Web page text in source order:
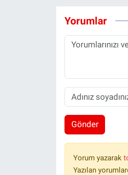
Yorumlar
Gönder
Yorum yazarak
Yazılan